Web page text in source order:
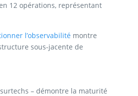
12 opérations, représentant
l’observabilité montre
sous-jacente de
– démontre la maturité